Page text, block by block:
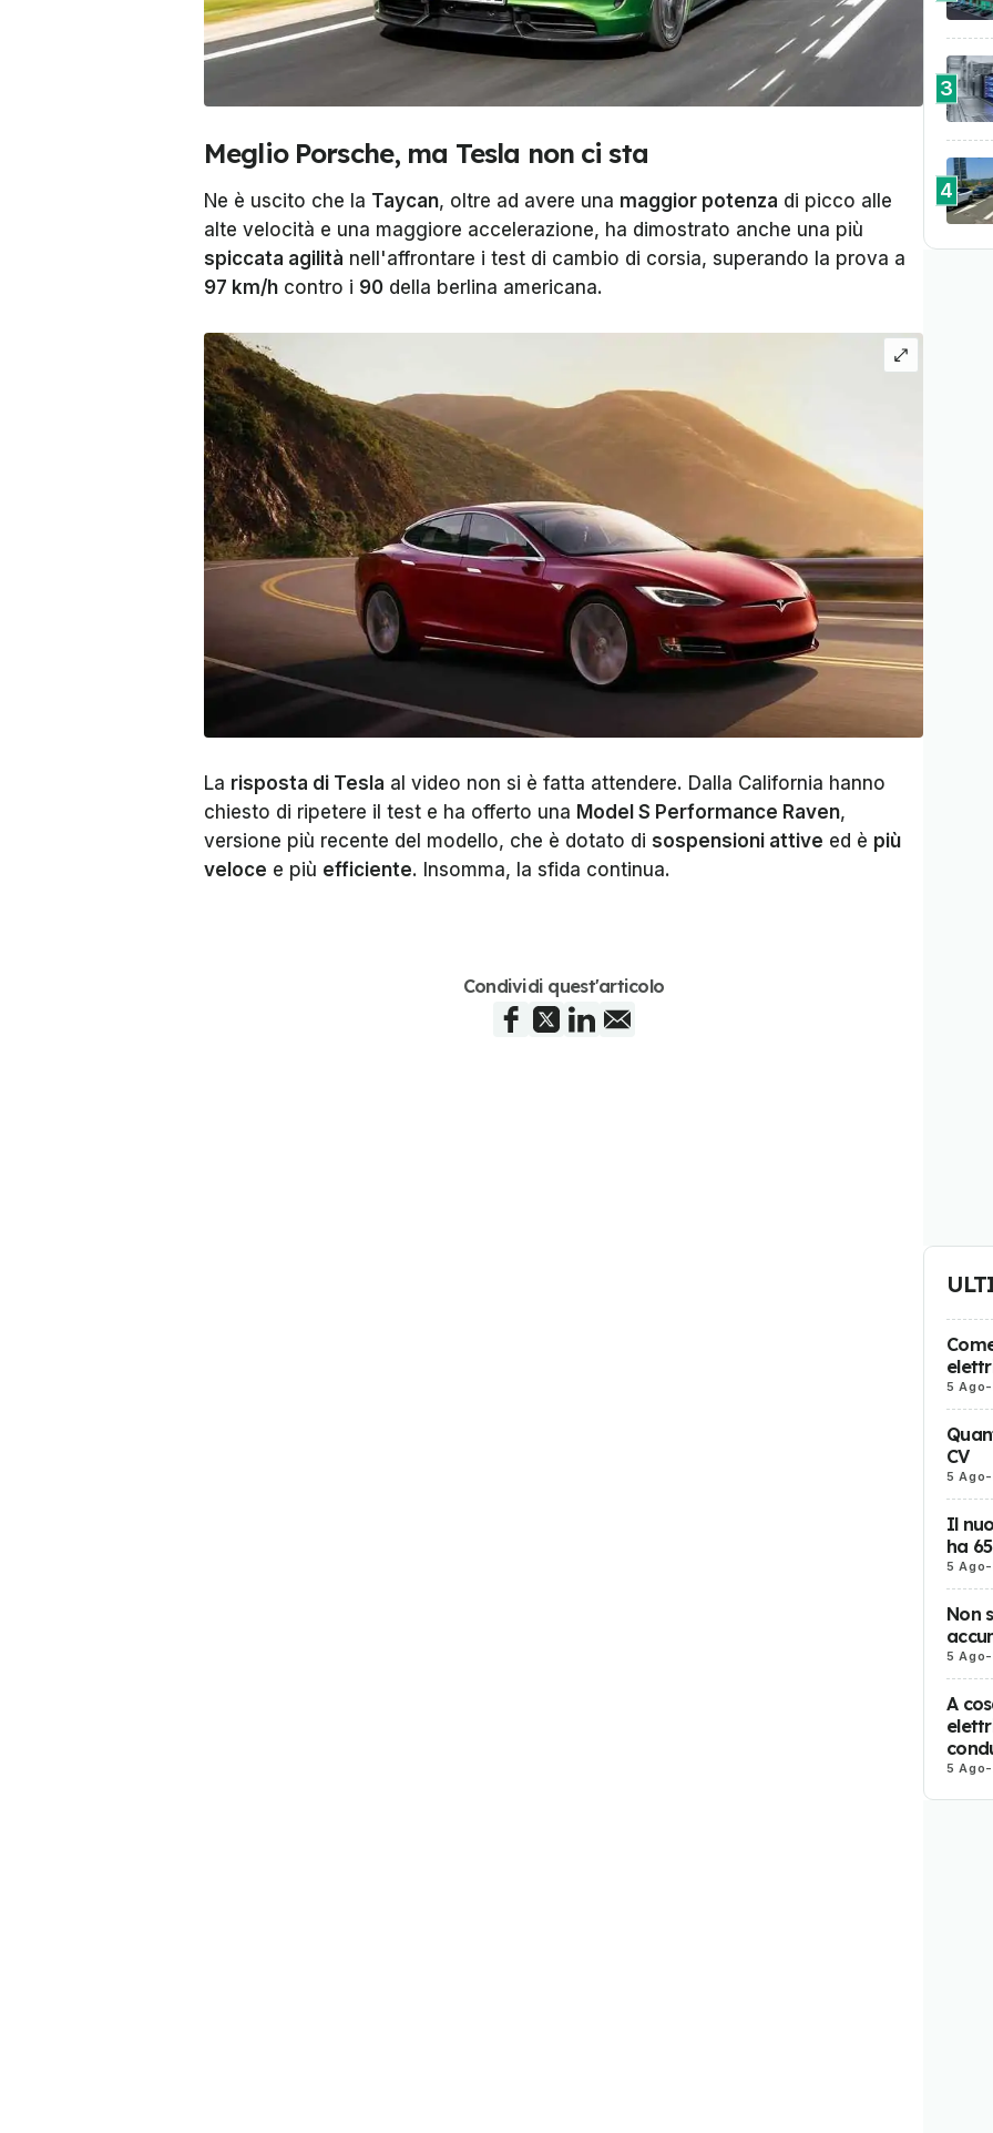
Meglio Porsche, ma Tesla non ci sta
Ne è uscito che la Taycan, oltre ad avere una maggior potenza di picco alle
alte velocità e una maggiore accelerazione, ha dimostrato anche una più
spiccata agilità nell'affrontare i test di cambio di corsia, superando la prova a
97 km/h contro i 90 della berlina americana.
La risposta di Tesla al video non si è fatta attendere. Dalla California hanno
chiesto di ripetere il test e ha offerto una Model S Performance Raven,
versione più recente del modello, che è dotato di sospensioni attive ed è più
veloce e più efficiente. Insomma, la sfida continua.
Condividi quest'articolo
3
4
5 Ago-
CV
5 Ago-
Il
ha
5 Ago-
Non
5 Ago-
A
5 Ago-